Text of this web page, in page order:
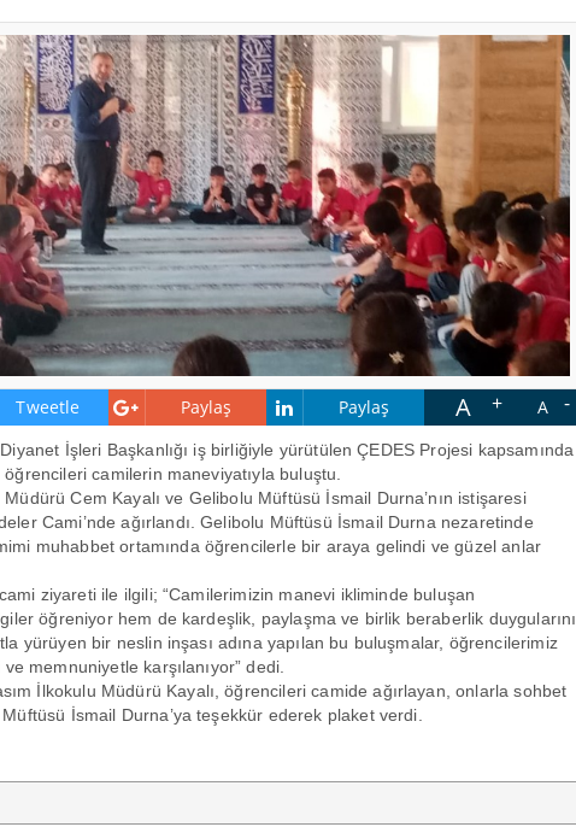
Tweetle Paylaş Paylaş A A
İşleri Başkanlığı iş birliğiyle yürütülen ÇEDES Projesi kapsamında
camilerin maneviyatıyla buluştu.
Cem Kayalı ve Gelibolu Müftüsü İsmail Durna’nın istişaresi
Cami’nde ağırlandı. Gelibolu Müftüsü İsmail Durna nezaretinde
muhabbet ortamında öğrencilerle bir araya gelindi ve güzel anlar
ziyareti ile ilgili; “Camilerimizin manevi ikliminde buluşan
öğreniyor hem de kardeşlik, paylaşma ve birlik beraberlik duygularını
yürüyen bir neslin inşası adına yapılan bu buluşmalar, öğrencilerimiz
memnuniyetle karşılanıyor” dedi.
İlkokulu Müdürü Kayalı, öğrencileri camide ağırlayan, onlarla sohbet
İsmail Durna’ya teşekkür ederek plaket verdi.